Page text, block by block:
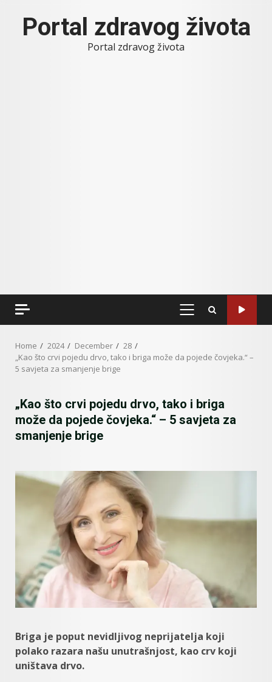
contentPortal zdravog života
Portal zdravog života
PRIMARY
Home 2024 December
28
„Kao što crvi pojedu drvo, tako i briga može da pojede čovjeka.“ –
5 savjeta za smanjenje brige
„Kao što crvi pojedu drvo, tako i briga
može da pojede čovjeka.“ – 5 savjeta za
smanjenje brige
Briga je poput nevidljivog neprijatelja koji
polako razara našu unutrašnjost, kao crv koji
uništava drvo.